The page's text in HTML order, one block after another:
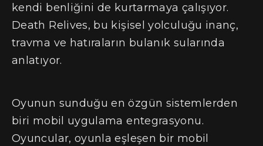
kendi benliğini de kurtarmaya çalışıyor.
Death Relives, bu kişisel yolculuğu inanç,
travma ve hatıraların bulanık sularında
anlatıyor.
Oyunun sunduğu en özgün sistemlerden
biri mobil uygulama entegrasyonu.
Oyuncular, oyunla eşleşen bir mobil